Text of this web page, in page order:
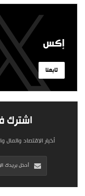
إكس
تابعنا
اشترك
أخبار الاقتصاد